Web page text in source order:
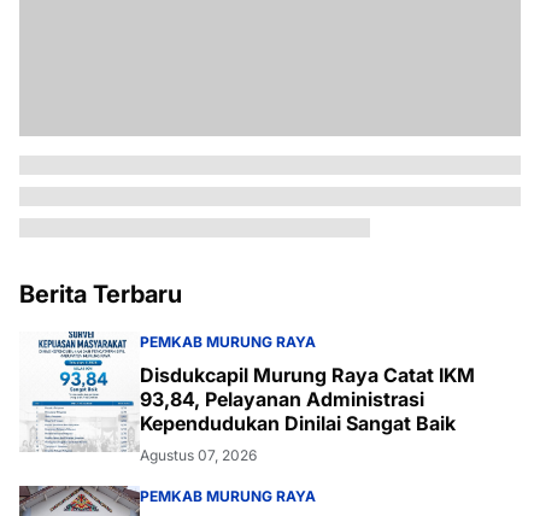
Berita Terbaru
PEMKAB MURUNG RAYA
Disdukcapil Murung Raya Catat IKM
93,84, Pelayanan Administrasi
Kependudukan Dinilai Sangat Baik
Agustus 07, 2026
PEMKAB MURUNG RAYA